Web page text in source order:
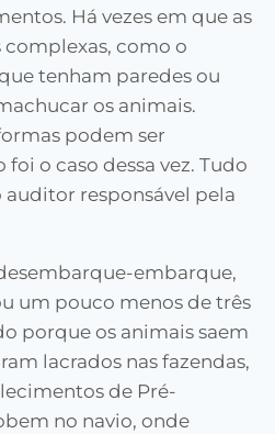
Há vezes em que as
como o
tenham paredes ou
os animais.
podem ser
o caso dessa vez. Tudo
responsável pela
embarque,
um pouco menos de três
porque os animais saem
lacrados nas fazendas,
de Pré-
no navio, onde